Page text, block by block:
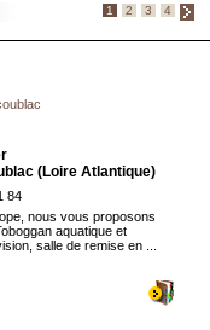
1 2 3 4
(Loire Atlantique)
84
nous vous proposons
aquatique et
salle de remise en ...